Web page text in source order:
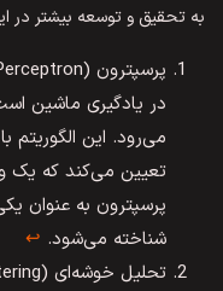
به تحقیق و توسعه بیشتر در
در یادگیری ماشین
می‌رود. این الگوریتم
تعیین می‌کند که یک
پرسپترون به عنوان
شناخته می‌شود. ↩︎